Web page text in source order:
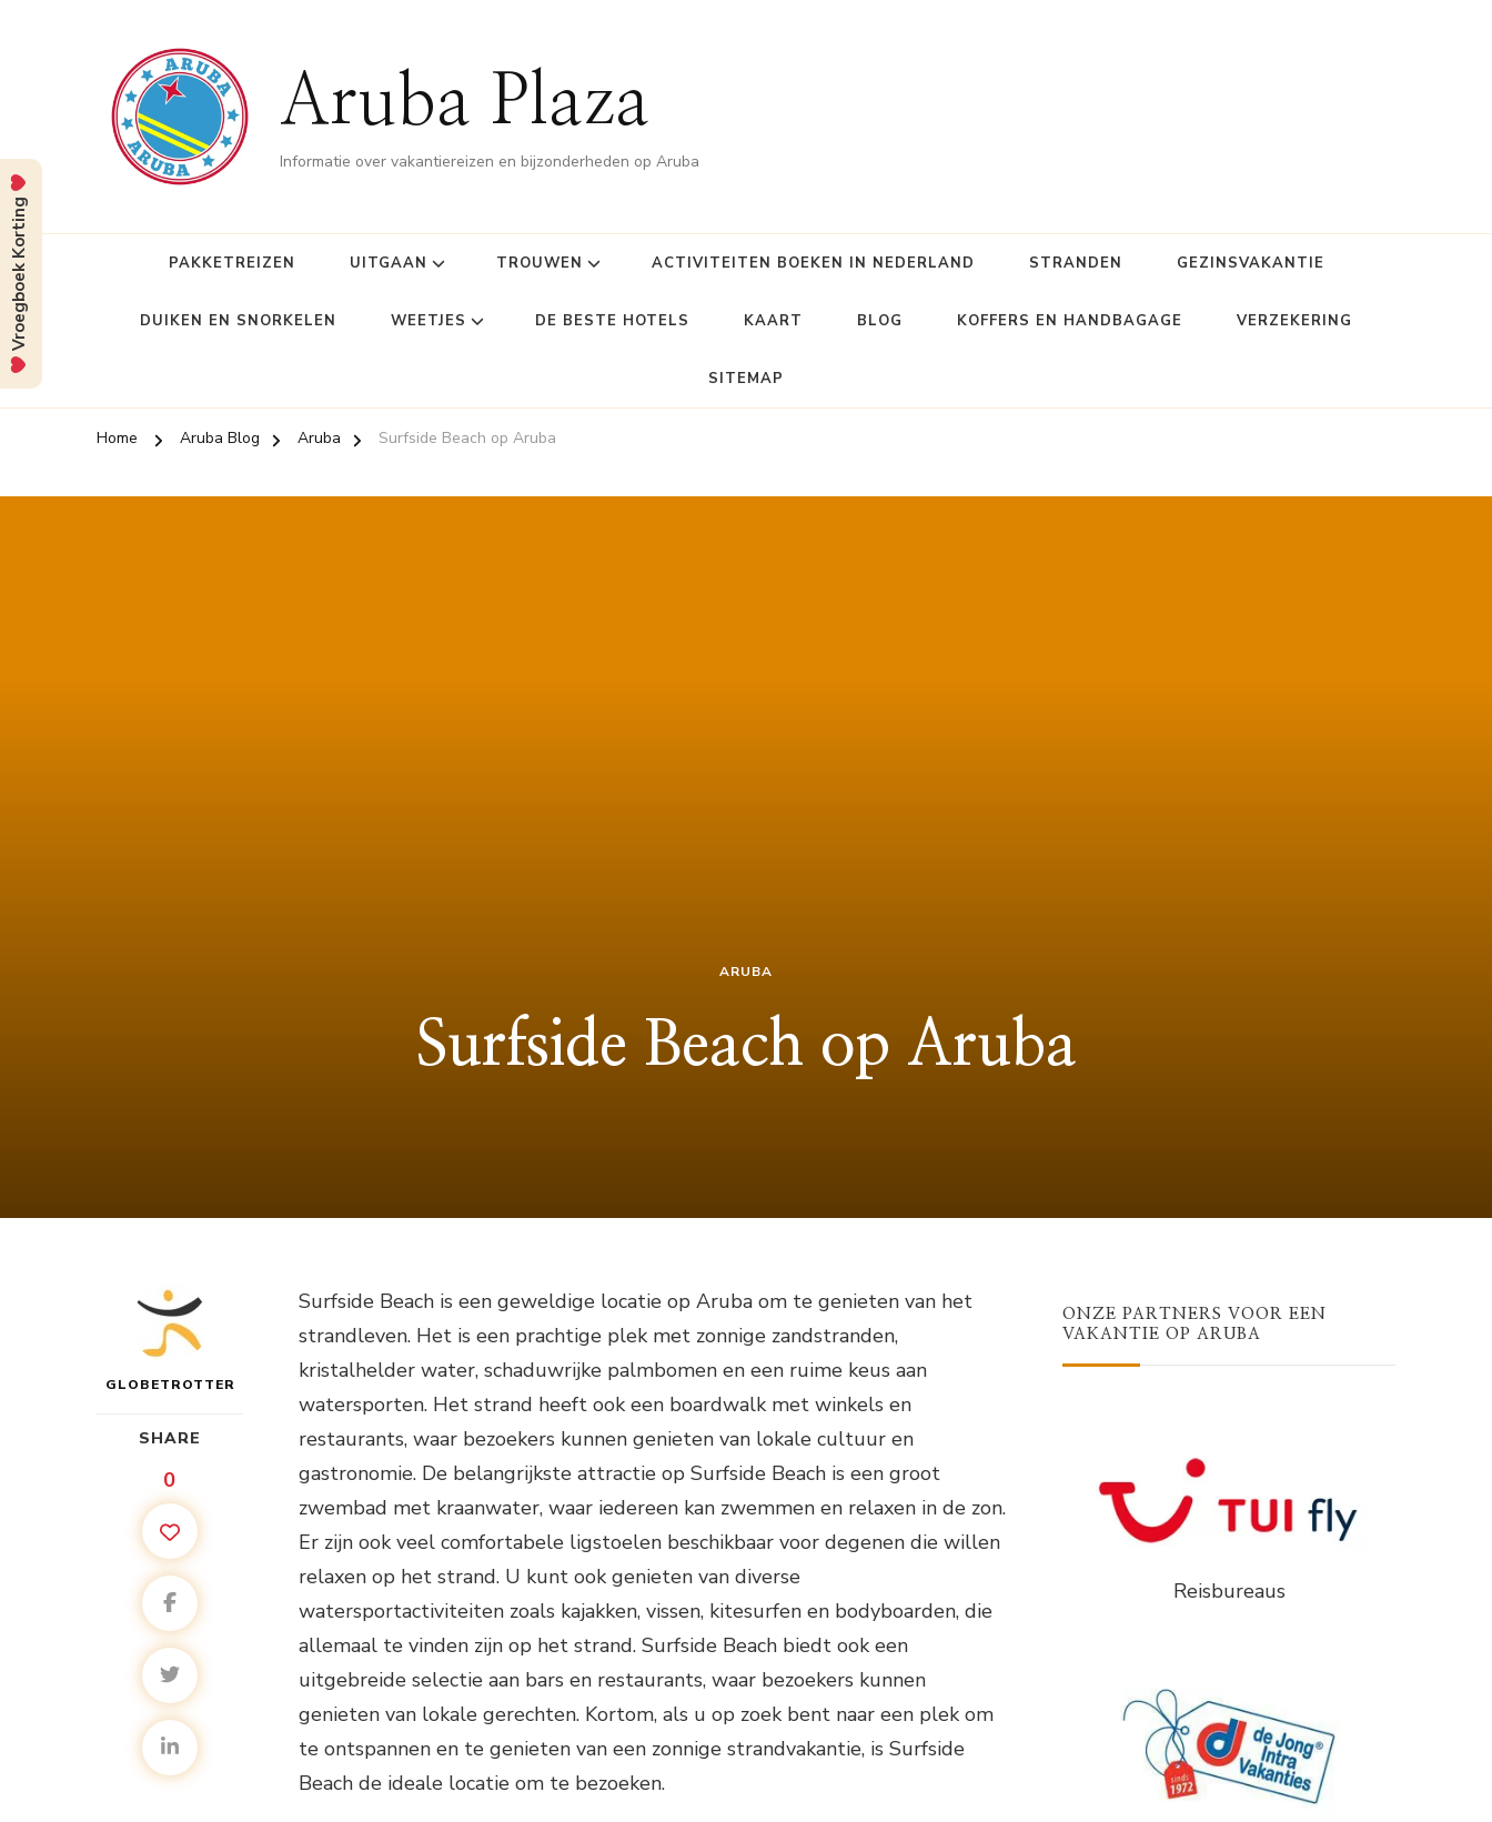
Aruba Plaza
Informatie over vakantiereizen en bijzonderheden op Aruba
PAKKETREIZEN UITGAAN TROUWEN ACTIVITEITEN BOEKEN IN NEDERLAND STRANDEN GEZINSVAKANTIE
DUIKEN EN SNORKELEN WEETJES DE BESTE HOTELS KAART BLOG KOFFERS EN HANDBAGAGE VERZEKERING
SITEMAP
Home Aruba Blog Aruba Surfside Beach op Aruba
ARUBA
Surfside Beach op Aruba
GLOBETROTTER
SHARE
0
Surfside Beach is een geweldige locatie op Aruba om te genieten van het
strandleven. Het is een prachtige plek met zonnige zandstranden,
kristalhelder water, schaduwrijke palmbomen en een ruime keus aan
watersporten. Het strand heeft ook een boardwalk met winkels en
restaurants, waar bezoekers kunnen genieten van lokale cultuur en
gastronomie. De belangrijkste attractie op Surfside Beach is een groot
zwembad met kraanwater, waar iedereen kan zwemmen en relaxen in de zon.
Er zijn ook veel comfortabele ligstoelen beschikbaar voor degenen die willen
relaxen op het strand. U kunt ook genieten van diverse
watersportactiviteiten zoals kajakken, vissen, kitesurfen en bodyboarden, die
allemaal te vinden zijn op het strand. Surfside Beach biedt ook een
uitgebreide selectie aan bars en restaurants, waar bezoekers kunnen
genieten van lokale gerechten. Kortom, als u op zoek bent naar een plek om
te ontspannen en te genieten van een zonnige strandvakantie, is Surfside
Beach de ideale locatie om te bezoeken.
ONZE PARTNERS VOOR EEN
VAKANTIE OP ARUBA
Reisbureaus
Vroegboek Korting